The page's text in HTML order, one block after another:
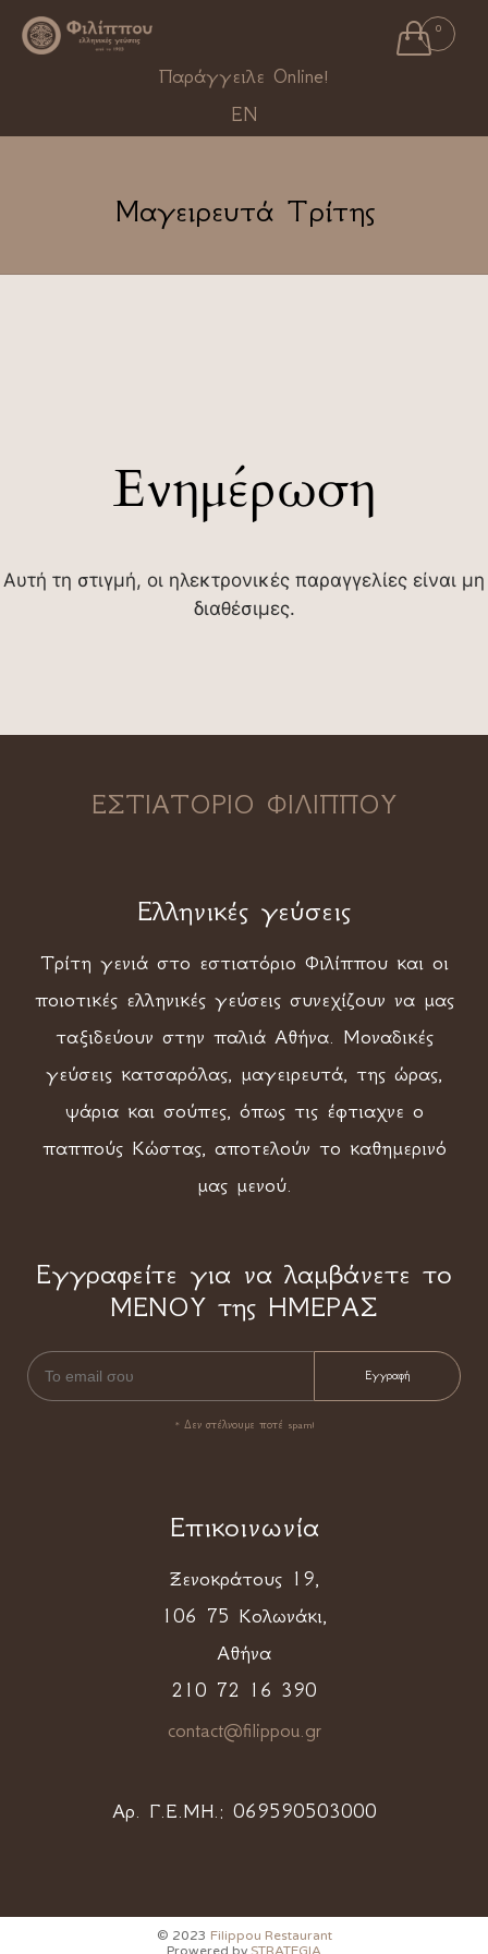
 0
Παράγγειλε Online!
EN
Μαγειρευτά Τρίτης
Ενημέρωση
Αυτή τη στιγμή, οι ηλεκτρονικές παραγγελίες είναι μη
διαθέσιμες.
ΕΣΤΙΑΤΟΡΙΟ ΦΙΛΙΠΠΟΥ
Ελληνικές γεύσεις
Τρίτη γενιά στο εστιατόριο Φιλίππου και οι
ποιοτικές ελληνικές γεύσεις συνεχίζουν να μας
ταξιδεύουν στην παλιά Αθήνα. Μοναδικές
γεύσεις κατσαρόλας, μαγειρευτά, της ώρας,
ψάρια και σούπες, όπως τις έφτιαχνε ο
παππούς Κώστας, αποτελούν το καθημερινό
μας μενού.
Εγγραφείτε για να λαμβάνετε το
ΜΕΝΟΥ της ΗΜΕΡΑΣ
* Δεν στέλνουμε ποτέ spam!
Επικοινωνία
Ξενοκράτους 19,
106 75 Κολωνάκι,
Αθήνα
210 72 16 390
contact@filippou.gr
Αρ. Γ.Ε.ΜΗ.: 069590503000
© 2023 Filippou Restaurant
Prowered by STRATEGIA